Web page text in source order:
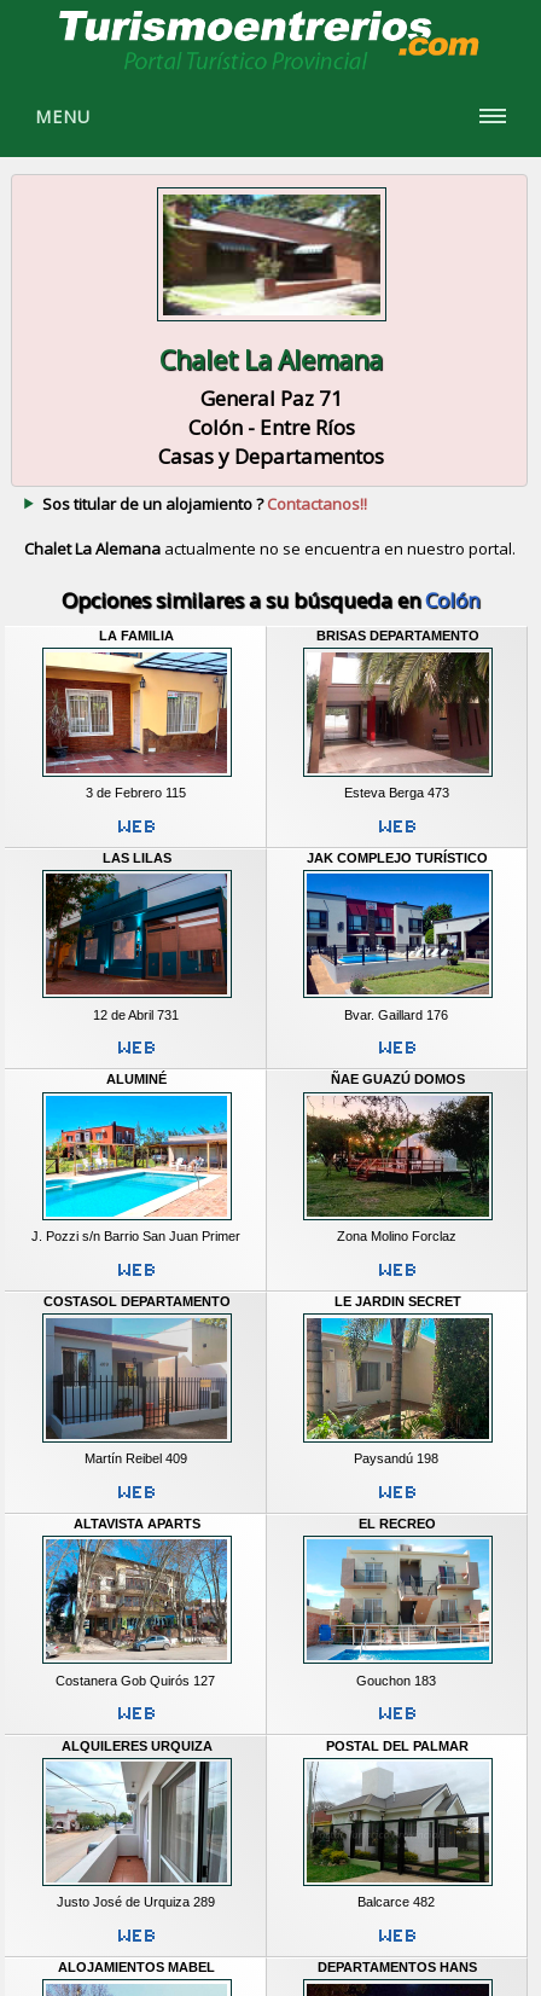
MENU
Chalet La Alemana
General Paz 71
Colón - Entre Ríos
Casas y Departamentos
Sos titular de un alojamiento ?Contactanos!!
Chalet La Alemana actualmente no se encuentra en nuestro portal.
Opciones similares a su búsqueda enColón
LA FAMILIA
3 de Febrero 115
BRISAS DEPARTAMENTO
Esteva Berga 473
LAS LILAS
12 de Abril 731
JAK COMPLEJO TURÍSTICO
Bvar. Gaillard 176
ALUMINÉ
J. Pozzi s/n Barrio San Juan Primer
ÑAE GUAZÚ DOMOS
Zona Molino Forclaz
COSTASOL DEPARTAMENTO
Martín Reibel 409
LE JARDIN SECRET
Paysandú 198
ALTAVISTA APARTS
Costanera Gob Quirós 127
EL RECREO
Gouchon 183
ALQUILERES URQUIZA
Justo José de Urquiza 289
POSTAL DEL PALMAR
Balcarce 482
ALOJAMIENTOS MABEL DEPARTAMENTOS HANS